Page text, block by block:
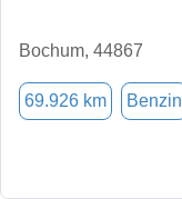
Bochum, 44867
69.926 km Benzin